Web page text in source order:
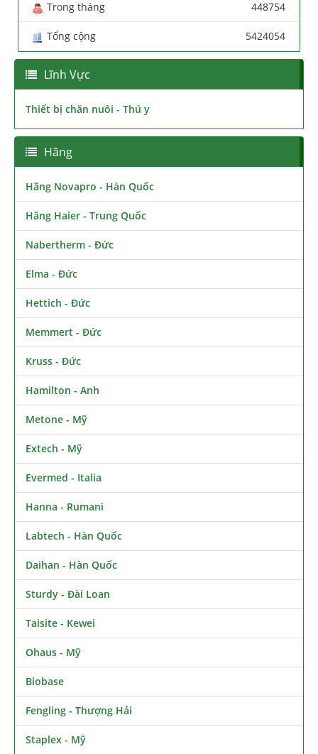
Trong tháng 448754
Tổng cộng 5424054
Lĩnh Vực
Thiết bị chăn nuôi - Thú y
Hãng
Hãng Novapro - Hàn Quốc
Hãng Haier - Trung Quốc
Nabertherm - Đức
Elma - Đức
Hettich - Đức
Memmert - Đức
Kruss - Đức
Hamilton - Anh
Metone - Mỹ
Extech - Mỹ
Evermed - Italia
Hanna - Rumani
Labtech - Hàn Quốc
Daihan - Hàn Quốc
Sturdy - Đài Loan
Taisite - Kewei
Ohaus - Mỹ
Biobase
Fengling - Thượng Hải
Staplex - Mỹ